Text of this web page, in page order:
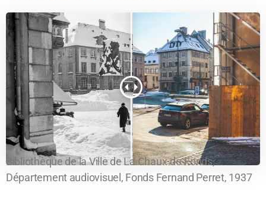
Bibliothèque de la Ville de La Chaux-de-Fonds,
Département audiovisuel, Fonds Fernand Perret, 1937